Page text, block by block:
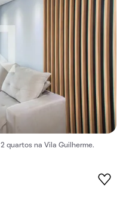
quartos na Vila Guilherme.